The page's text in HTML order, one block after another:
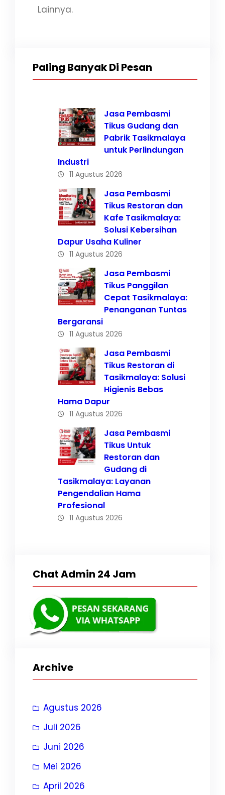
Lainnya.
Paling Banyak Di Pesan
Jasa Pembasmi
Tikus Gudang dan
Pabrik Tasikmalaya
untuk Perlindungan
Industri
11 Agustus 2026
Jasa Pembasmi
Tikus Restoran dan
Kafe Tasikmalaya:
Solusi Kebersihan
Dapur Usaha Kuliner
11 Agustus 2026
Jasa Pembasmi
Tikus Panggilan
Cepat Tasikmalaya:
Penanganan Tuntas
Bergaransi
11 Agustus 2026
Jasa Pembasmi
Tikus Restoran di
Tasikmalaya: Solusi
Higienis Bebas
Hama Dapur
11 Agustus 2026
Jasa Pembasmi
Tikus Untuk
Restoran dan
Gudang di
Tasikmalaya: Layanan
Pengendalian Hama
Profesional
11 Agustus 2026
Chat Admin 24 Jam
Archive
Agustus 2026
Juli 2026
Juni 2026
Mei 2026
April 2026